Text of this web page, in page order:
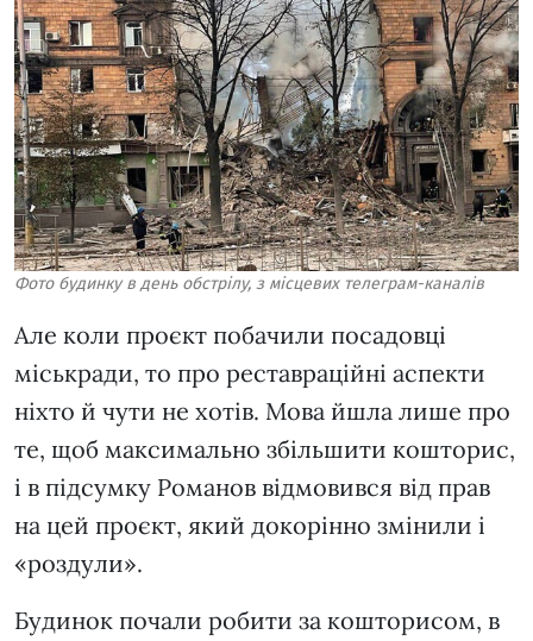
Фото будинку в день обстрілу, з місцевих телеграм-каналів
Але коли проєкт побачили посадовці
міськради, то про реставраційні аспекти
ніхто й чути не хотів. Мова йшла лише про
те, щоб максимально збільшити кошторис,
і в підсумку Романов відмовився від прав
на цей проєкт, який докорінно змінили і
«роздули».
Будинок почали робити за кошторисом, в